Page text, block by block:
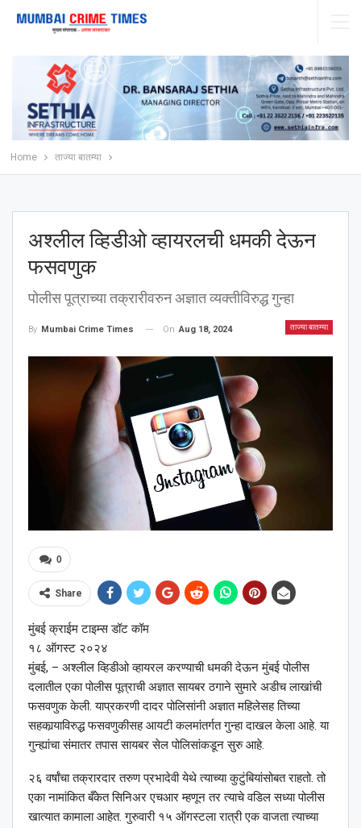
Home ताज्या बातम्या
अश्‍लील व्हिडीओ व्हायरलची धमकी देऊन
फसवणुक
पोलीस पूत्राच्या तक्रारीवरुन अज्ञात व्यक्तीविरुद्ध गुन्हा
ताज्या बातम्या
By Mumbai Crime Times On Aug 18, 2024
0
Share
मुंबई क्राईम टाइम्स डॉट कॉम
१८ ऑगस्ट २०२४
मुंबई, – अश्‍लील व्हिडीओ व्हायरल करण्याची धमकी देऊन मुंबई पोलीस
दलातील एका पोलीस पूत्राची अज्ञात सायबर ठगाने सुमारे अडीच लाखांची
फसवणुक केली. याप्रकरणी दादर पोलिसांनी अज्ञात महिलेसह तिच्या
सहकार्‍याविरुद्ध फसवणुकीसह आयटी कलमांतर्गत गुन्हा दाखल केला आहे. या
गुन्ह्यांचा संमातर तपास सायबर सेल पोलिसांकडून सुरु आहे.
२६ वर्षांचा तक्रारदार तरुण प्रभादेवी येथे त्याच्या कुटुंबियांसोबत राहतो. तो
एका नामांकित बँकेत सिनिअर एचआर म्हणून तर त्याचे वडिल सध्या पोलीस
खात्यात कामाला आहेत. गुरुवारी १५ ऑगस्टला रात्री एक वाजता त्याच्या